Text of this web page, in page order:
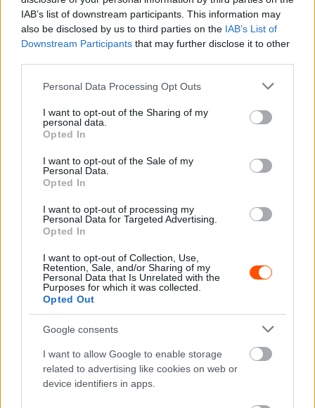
IAB’s list of downstream participants. This information may
also be disclosed by us to third parties on the IAB’s List of
Downstream Participants that may further disclose it to other
Please note that this website/app uses one or more Google
not limited to your visit or usage behaviour. You may click to
grant or deny consent to Google and its third-party tags to
use your data for below specified purposes in below Google
consent section.
Personal Data Processing Opt Outs
I want to opt-out of the Sharing of my
personal data.
Opted In
I want to opt-out of the Sale of my
Personal Data.
Opted In
I want to opt-out of processing my
Personal Data for Targeted Advertising.
Opted In
I want to opt-out of Collection, Use,
Retention, Sale, and/or Sharing of my
Personal Data that Is Unrelated with the
Purposes for which it was collected.
Opted Out
Google consents
I want to allow Google to enable storage
related to advertising like cookies on web or
device identifiers in apps.
idővel azonban kiderült, hogy a dél-koreai gyártó nem jól
készítette fel autóit a pályaversenyzésre, így csupán
házon belüli csatát tudtak versenyzőik vívni. Végül Adrien
Fourmaux lett a legjobb Hyundai-os versenyző a 2019-es
vb-címvédő Thierry Neuville előtt.
Az M-port versenyzői elsősorban a pályákat igyekeztek
teljesíteni, a célt azonban csak a szombat délután
kicsúszó Grégoire Munster látta meg, miután Josh
McErlean vasárnap reggel balesetet szenvedett.